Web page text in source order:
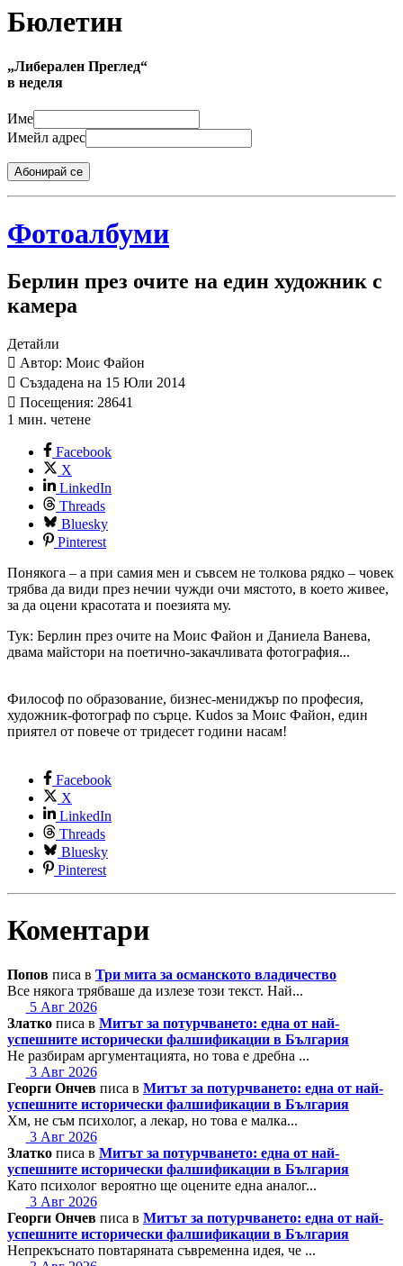
Бюлетин
„Либерален Преглед“
в неделя
Име
Имейл адрес
Абонирай се
Фотоалбуми
Берлин през очите на един художник с
камера
Детайли
Автор: Моис Файон
Създадена на 15 Юли 2014
Посещения: 28641
1 мин. четене
Facebook
X
LinkedIn
Threads
Bluesky
Pinterest
Понякога – а при самия мен и съвсем не толкова рядко – човек
трябва да види през нечии чужди очи мястото, в което живее,
за да оцени красотата и поезията му.
Тук: Берлин през очите на Моис Файон и Даниела Ванева,
двама майстори на поетично-закачливата фотография...
Философ по образование, бизнес-мениджър по професия,
художник-фотограф по сърце. Kudos за Моис Файон, един
приятел от повече от тридесет години насам!
Facebook
X
LinkedIn
Threads
Bluesky
Pinterest
Коментари
Попов писа в Три мита за османското владичество
Все някога трябваше да излезе този текст. Най...
5 Авг 2026
Златко писа в Митът за потурчването: една от най-
успешните исторически фалшификации в България
Не разбирам аргументацията, но това е дребна ...
3 Авг 2026
Георги Ончев писа в Митът за потурчването: една от най-
успешните исторически фалшификации в България
Хм, не съм психолог, а лекар, но това е малка...
3 Авг 2026
Златко писа в Митът за потурчването: една от най-
успешните исторически фалшификации в България
Като психолог вероятно ще оцените една аналог...
3 Авг 2026
Георги Ончев писа в Митът за потурчването: една от най-
успешните исторически фалшификации в България
Непрекъснато повтаряната съвременна идея, че ...